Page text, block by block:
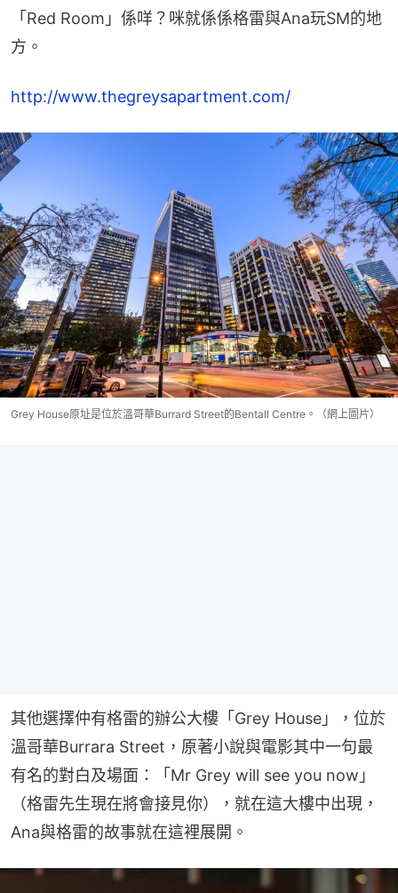
「Red Room」係咩？咪就係係格雷與Ana玩SM的地
方。
http://www.thegreysapartment.com/
Grey House原址是位於溫哥華Burrard Street的Bentall Centre。（網上圖片）
其他選擇仲有格雷的辦公大樓「Grey House」，位於
溫哥華Burrara Street，原著小說與電影其中一句最
有名的對白及場面：「Mr Grey will see you now」
（格雷先生現在將會接見你），就在這大樓中出現，
Ana與格雷的故事就在這裡展開。